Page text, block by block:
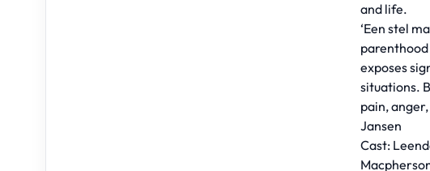
and life.
‘Een stel
exposes
situations.
pain,
Jansen
Cast: